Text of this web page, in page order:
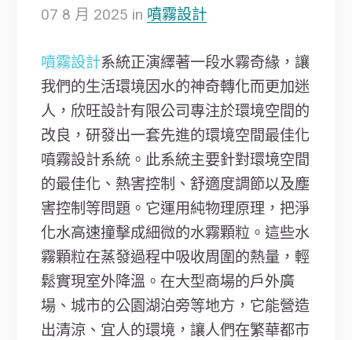
07 8 月 2025 in 噴霧設計
噴霧設計系統正演繹著一段水霧奇緣，讓
我們的生活環境因水的神奇轉化而更加迷
人，欣旺設計有限公司專注於環境空間的
改良，研發出一套先進的環境空間最佳化
噴霧設計系統。此系統主要針對環境空間
的最佳化、熱害控制、舒適度調節以及塵
害控制等問題。它運用純物理原理，把淨
化水高速撞擊成細微的水霧顆粒。這些水
霧顆粒在蒸發過程中吸收周圍的熱量，輕
鬆實現室外降溫。在大型商場的戶外廣
場、城市的公園湖泊旁等地方，它能營造
出清涼、宜人的環境，讓人們在繁華都市